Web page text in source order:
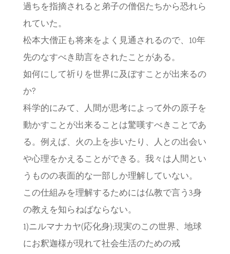
過ちを指摘されると弟子の僧侶たちから恐れら
れていた。
松本大僧正も将来をよく見通されるので、10年
先のなすべき助言をされたことがある。
如何にして祈りを世界に及ぼすことが出来るの
か?
科学的にみて、人間が思考によって外の原子を
動かすことが出来ることは驚嘆すべきことであ
る。例えば、火の上を歩いたり、人との出会い
や心理をかえることができる。我々は人間とい
うものの表面的な一部しか理解していない。
この仕組みを理解するためには仏教で言う3身
の教えを知らねばならない。
1)ニルマナカヤ(応化身);現実のこの世界、地球
にお釈迦様が現れて社会生活のための戒